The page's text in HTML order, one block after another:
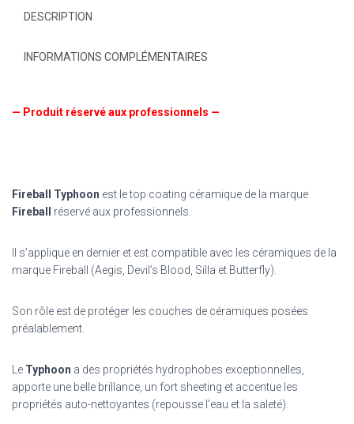
DESCRIPTION
INFORMATIONS COMPLÉMENTAIRES
— Produit réservé aux professionnels —
Fireball Typhoon est le top coating céramique de la marque
Fireball réservé aux professionnels.
Il s’applique en dernier et est compatible avec les céramiques de la
marque Fireball (Aegis, Devil’s Blood, Silla et Butterfly).
Son rôle est de protéger les couches de céramiques posées
préalablement.
Le Typhoon a des propriétés hydrophobes exceptionnelles,
apporte une belle brillance, un fort sheeting et accentue les
propriétés auto-nettoyantes (repousse l’eau et la saleté).